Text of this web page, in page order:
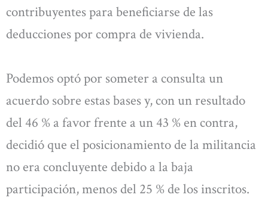
contribuyentes para beneficiarse de las
deducciones por compra de vivienda.
Podemos optó por someter a consulta un
acuerdo sobre estas bases y, con un resultado
del 46 % a favor frente a un 43 % en contra,
decidió que el posicionamiento de la militancia
no era concluyente debido a la baja
participación, menos del 25 % de los inscritos.